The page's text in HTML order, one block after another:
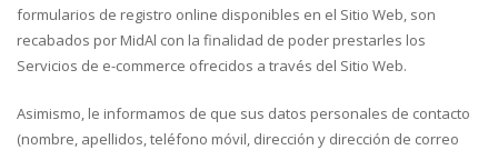
formularios de registro online disponibles en el Sitio Web, son
recabados por MidAl con la finalidad de poder prestarles los
Servicios de e-commerce ofrecidos a través del Sitio Web.
Asimismo, le informamos de que sus datos personales de contacto
(nombre, apellidos, teléfono móvil, dirección y dirección de correo